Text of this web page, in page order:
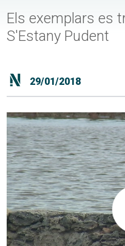
Els exemplars es
S'Estany Pudent
29/01/2018